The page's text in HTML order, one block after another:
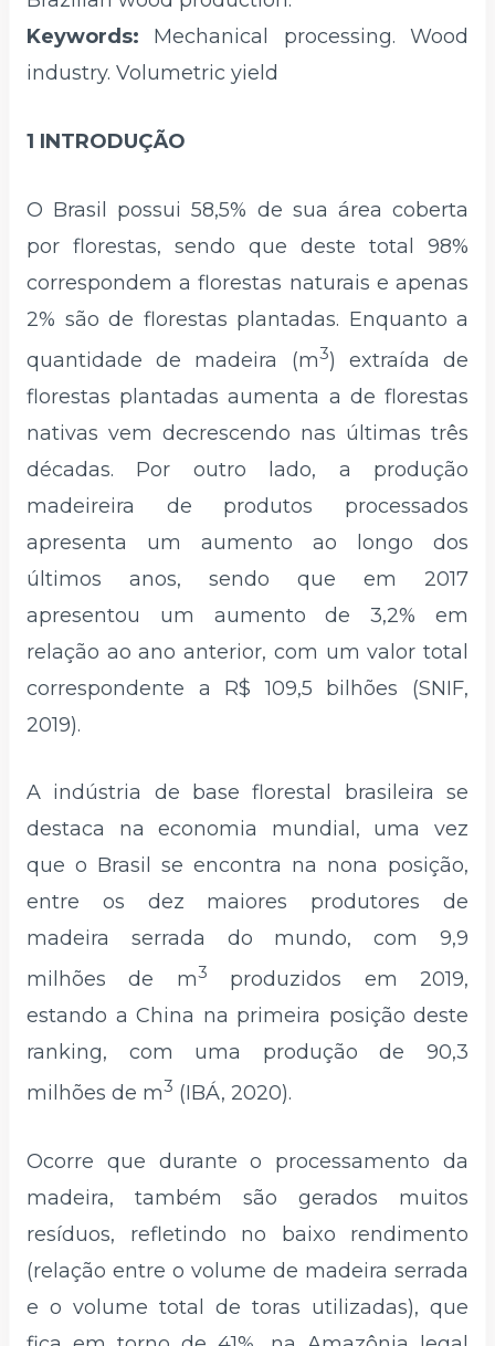
Keywords: Mechanical processing. Wood
industry. Volumetric yield
1 INTRODUÇÃO
O Brasil possui 58,5% de sua área coberta
por florestas, sendo que deste total 98%
correspondem a florestas naturais e apenas
2% são de florestas plantadas. Enquanto a
quantidade de madeira (m3) extraída de
florestas plantadas aumenta a de florestas
nativas vem decrescendo nas últimas três
décadas. Por outro lado, a produção
madeireira de produtos processados
apresenta um aumento ao longo dos
últimos anos, sendo que em 2017
apresentou um aumento de 3,2% em
relação ao ano anterior, com um valor total
correspondente a R$ 109,5 bilhões (SNIF,
2019).
A indústria de base florestal brasileira se
destaca na economia mundial, uma vez
que o Brasil se encontra na nona posição,
entre os dez maiores produtores de
madeira serrada do mundo, com 9,9
milhões de m3
produzidos em 2019,
estando a China na primeira posição deste
ranking, com uma produção de 90,3
milhões de m3 (IBÁ, 2020).
Ocorre que durante o processamento da
madeira, também são gerados muitos
resíduos, refletindo no baixo rendimento
(relação entre o volume de madeira serrada
e o volume total de toras utilizadas), que